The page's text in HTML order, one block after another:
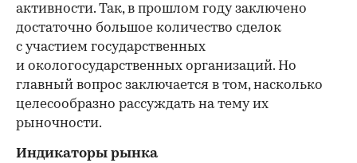
активности. Так, в прошлом году заключено
достаточно большое количество сделок
с участием государственных
и окологосударственных организаций. Но
главный вопрос заключается в том, насколько
целесообразно рассуждать на тему их
рыночности.
Индикаторы рынка